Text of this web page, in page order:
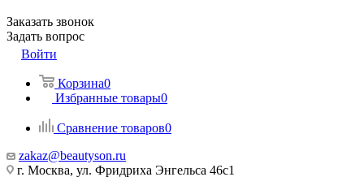
Заказать звонок
Задать вопрос
Войти
Корзина0
Избранные товары0
Сравнение товаров0
zakaz@beautyson.ru
г. Москва, ул. Фридриха Энгельса 46с1